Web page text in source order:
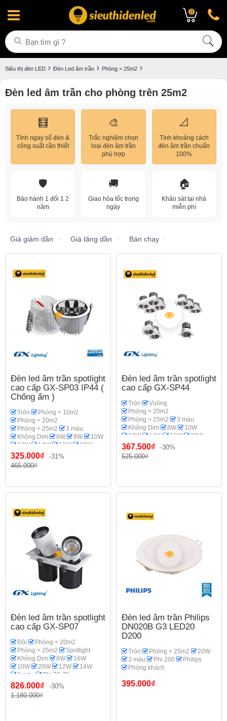
0
Siêu thị đèn LED Đèn Led âm trần Phòng > 25m2
Đèn led âm trần cho phòng trên 25m2
🧮
Tính ngay số đèn &
công suất cần thiết
🎨
Trắc nghiệm chọn
loại đèn âm trần
phù hợp
📐
Tính khoảng cách
đèn âm trần chuẩn
100%
🛡️
Bảo hành 1 đổi 1 2
năm
🚚
Giao hỏa tốc trong
ngày
🏠
Khảo sát tại nhà
miễn phí
Giá giảm dần Giá tăng dần Bán chạy
Đèn led âm trần spotlight
cao cấp GX-SP03 IP44 (
Chống ẩm )
Tròn
Phòng < 10m2
Phòng < 20m2
Phòng > 25m2
3 màu
Không Dim
6W 8W
10W
12W
14W 16W
18W
20W
Spotlight
Phi 95
GX Lighting
325.000₫
-31%
465.000₫
Đèn led âm trần spotlight
cao cấp GX-SP44
Tròn
Vuông
Phòng < 20m2
Phòng > 25m2
3 màu
Không Dim
8W
10W
12W
14W 16W
20W
18W
Spotlight
Phòng khách
367.500₫
-30%
525.000₫
Đèn led âm trần spotlight
cao cấp GX-SP07
Đôi
Phòng < 20m2
Phòng > 25m2
Spotlight
Không Dim
8W
16W
10W
20W 12W
14W
3 màu
Phi 70-75
GX Lighting
Phòng khách
826.000₫
-30%
1.180.000₫
Đèn led âm trần Philips
DN020B G3 LED20
D200
Tròn Phòng > 25m2
20W
3 màu
Phi 200
Philips
Phòng khách
395.000₫